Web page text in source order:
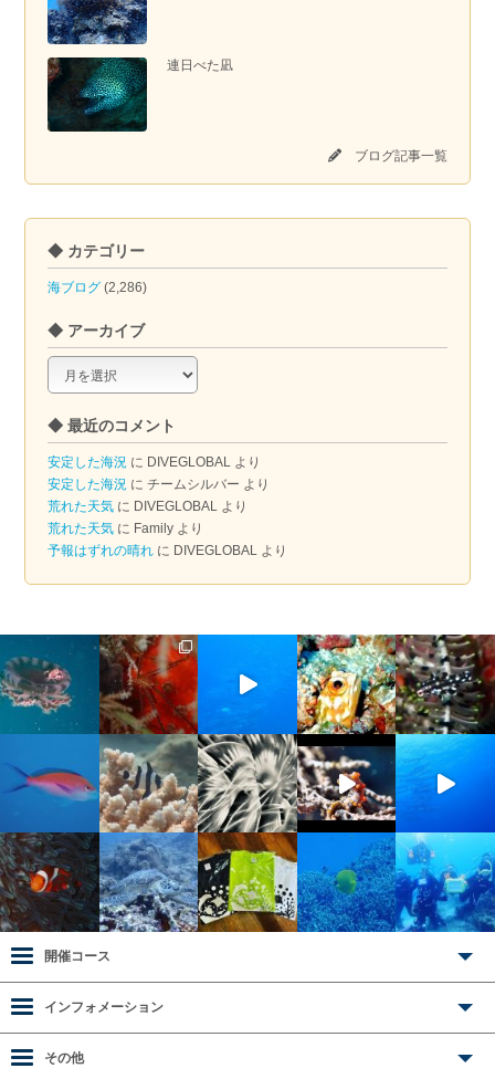
連日べた凪
ブログ記事一覧
◆ カテゴリー
海ブログ (2,286)
◆ アーカイブ
ア
カ
イ
ブ
◆ 最近のコメント
安定した海況 に DIVEGLOBAL より
安定した海況 にチームシルバー より
荒れた天気 に DIVEGLOBAL より
荒れた天気 に Family より
予報はずれの晴れ に DIVEGLOBAL より
開催コース
インフォメーション
その他